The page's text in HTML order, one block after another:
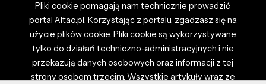
Pliki cookie pomagają nam technicznie prowadzić
portal Altao.pl. Korzystając z portalu, zgadzasz się na
użycie plików cookie. Pliki cookie są wykorzystywane
tylko do działań techniczno-administracyjnych i nie
przekazują danych osobowych oraz informacji z tej
strony osobom trzecim. Wszystkie artykuły wraz ze